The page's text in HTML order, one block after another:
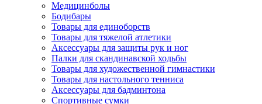
Медицинболы
Бодибары
Товары для единоборств
Товары для тяжелой атлетики
Аксессуары для защиты рук и ног
Палки для скандинавской ходьбы
Товары для художественной гимнастики
Товары для настольного тенниса
Аксессуары для бадминтона
Спортивные сумки